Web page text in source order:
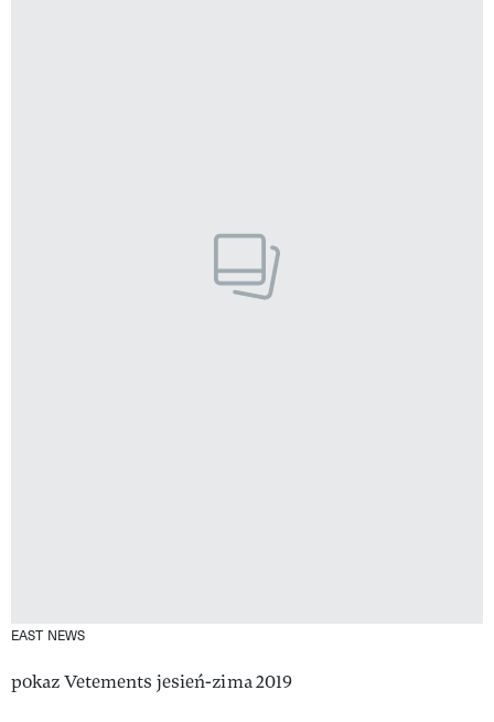
EAST NEWS
pokaz Vetements jesień-zima 2019